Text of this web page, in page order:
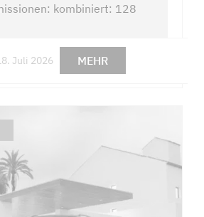
kombiniert: 128
Juli 2026 MEHR